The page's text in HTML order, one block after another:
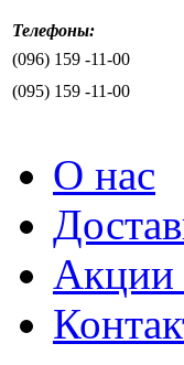
Телефоны:
(096) 159 -11-00
(095) 159 -11-00
О нас
Акции